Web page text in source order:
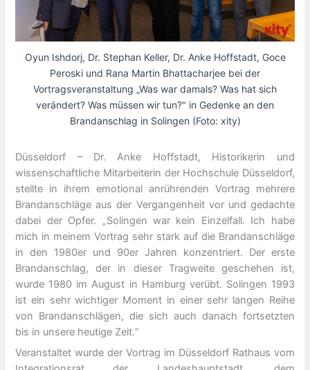
Oyun Ishdorj, Dr. Stephan Keller, Dr. Anke Hoffstadt, Goce
Peroski und Rana Martin Bhattacharjee bei der
Vortragsveranstaltung „Was war damals? Was hat sich
verändert? Was müssen wir tun?" in Gedenke an den
Brandanschlag in Solingen (Foto: xity)
Düsseldorf – Dr. Anke Hoffstadt, Historikerin und
wissenschaftliche Mitarbeiterin der Hochschule Düsseldorf,
stellte in ihrem emotional anrührenden Vortrag mehrere
Brandanschläge aus der Vergangenheit vor und gedachte
dabei der Opfer. „Solingen war kein Einzelfall. Ich habe
mich in meinem Vortrag sehr stark auf die Brandanschläge
in den 1980er und 90er Jahren konzentriert. Der erste
Brandanschlag, der in dieser Tragweite geschehen ist,
wurde 1980 im August in Hamburg verübt. Solingen 1993
ist ein sehr wichtiger Moment in einer sehr langen Reihe
von Brandanschlägen, die sich auch danach fortsetzten
bis in unsere heutige Zeit.“
Veranstaltet wurde der Vortrag im Düsseldorf Rathaus vom